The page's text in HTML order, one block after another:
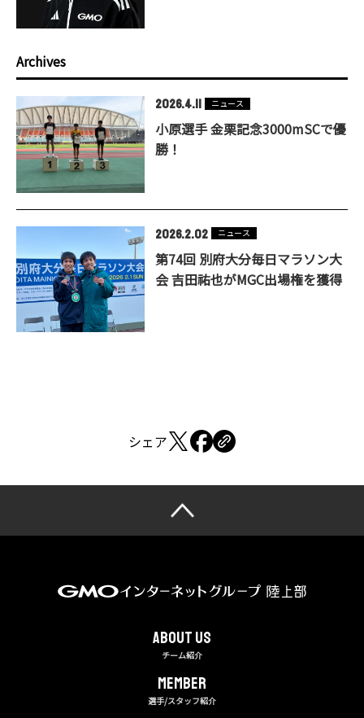
Archives
2026.4.11 ニュース
小原選手 金栗記念3000mSCで優
勝！
2026.2.02 ニュース
第74回 別府大分毎日マラソン大
会 吉田祐也がMGC出場権を獲得
シェア
About us
チーム紹介
MEMBER
選手/スタッフ紹介